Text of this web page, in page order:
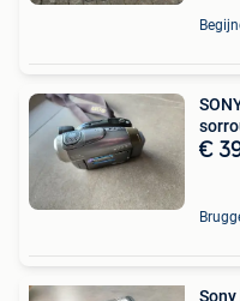
€